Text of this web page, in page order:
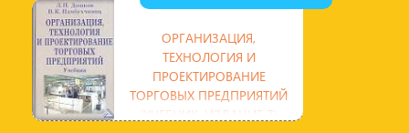
ОРГАНИЗАЦИЯ,
ТЕХНОЛОГИЯ И
ПРОЕКТИРОВАНИЕ
ТОРГОВЫХ ПРЕДПРИЯТИЙ
(УЧЕБНИК, ИЗДАНИЕ 7)